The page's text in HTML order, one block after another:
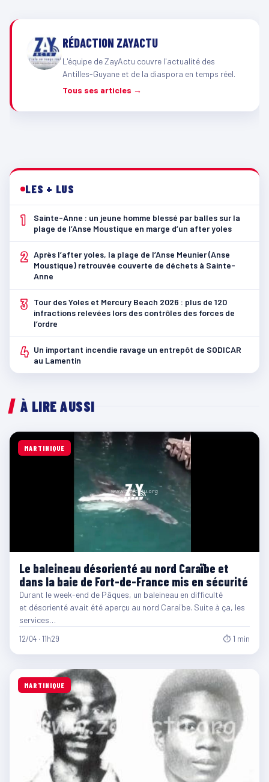
RÉDACTION ZAYACTU
L'équipe de ZayActu couvre l'actualité des
Antilles-Guyane et de la diaspora en temps réel.
Tous ses articles →
LES + LUS
1
Sainte-Anne : un jeune homme blessé par balles sur la
plage de l’Anse Moustique en marge d’un after yoles
2 Après l’after yoles, la plage de l’Anse Meunier (Anse
Moustique) retrouvée couverte de déchets à Sainte-
Anne
3
Tour des Yoles et Mercury Beach 2026 : plus de 120
infractions relevées lors des contrôles des forces de
l’ordre
4 Un important incendie ravage un entrepôt de SODICAR
au Lamentin
À LIRE AUSSI
MARTINIQUE
Le baleineau désorienté au nord Caraïbe et
dans la baie de Fort-de-France mis en sécurité
Durant le week-end de Pâques, un baleineau en difficulté
et désorienté avait été aperçu au nord Caraïbe. Suite à ça, les
services…
12/04 · 11h29 ⏱ 1 min
MARTINIQUE